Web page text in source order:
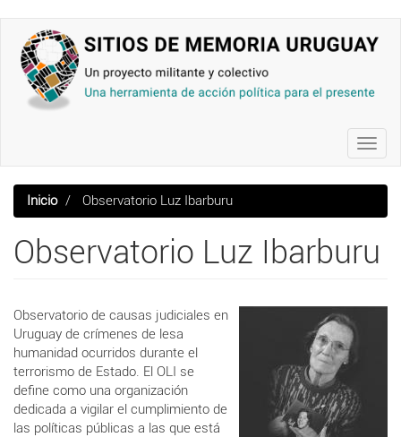
contenido
principal
Inicio Observatorio Luz Ibarburu
Observatorio Luz Ibarburu
Observatorio de causas judiciales en
Uruguay de crímenes de lesa
humanidad ocurridos durante el
terrorismo de Estado. El OLI se
define como una organización
dedicada a vigilar el cumplimiento de
las políticas públicas a las que está